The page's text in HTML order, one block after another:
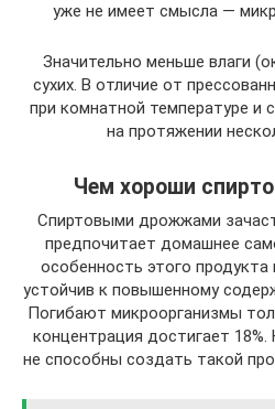
уже не имеет смысла —
Значительно меньше влаги
сухих. В отличие от
при комнатной температуре и
на протяжении
Чем хороши
Спиртовыми дрожжами
предпочитает домашнее
особенность этого
устойчив к повышенному
Погибают микроорганизмы
концентрация достигает 18%.
не способны создать такой